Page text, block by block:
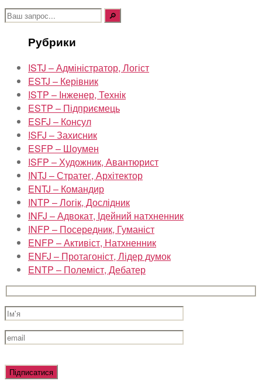
Шукати:
Рубрики
ISTJ – Адміністратор, Логіст
ESTJ – Керівник
ISTP – Інженер, Технік
ESTP – Підприємець
ESFJ – Консул
ISFJ – Захисник
ESFP – Шоумен
ISFP – Художник, Авантюрист
INTJ – Стратег, Архітектор
ENTJ – Командир
INTP – Логік, Дослідник
INFJ – Адвокат, Ідейний натхненник
INFP – Посередник, Гуманіст
ENFP – Активіст, Натхненник
ENFJ – Протагоніст, Лідер думок
ENTP – Полеміст, Дебатер
Оставьте
это